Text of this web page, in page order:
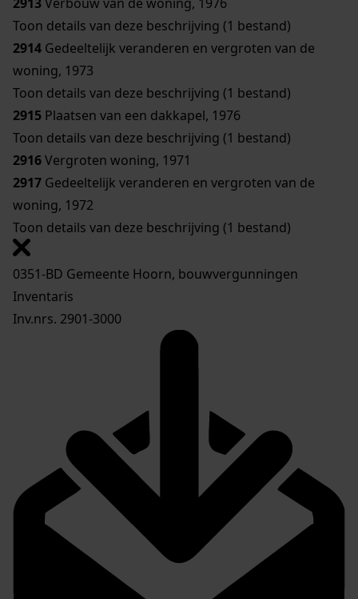
Toon details van deze beschrijving (1 bestand)
2914 Gedeeltelijk veranderen en vergroten van de
woning, 1973
Toon details van deze beschrijving (1 bestand)
2915 Plaatsen van een dakkapel, 1976
Toon details van deze beschrijving (1 bestand)
2916Vergroten woning, 1971
2917 Gedeeltelijk veranderen en vergroten van de
woning, 1972
Toon details van deze beschrijving (1 bestand)
0351-BD Gemeente Hoorn, bouwvergunningen
Inventaris
Inv.nrs. 2901-3000